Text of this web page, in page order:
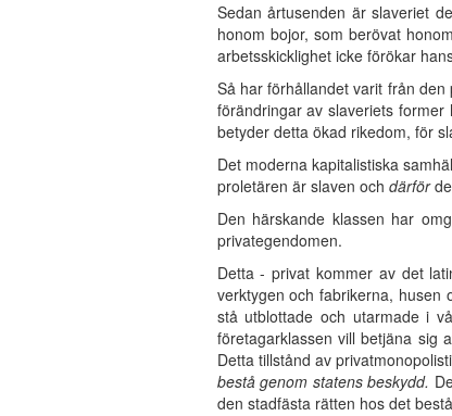
Sedan årtusenden är slaveriet
honom bojor, som berövat
arbetsskicklighet icke förökar
Så har förhållandet varit från
förändringar av slaveriets
betyder detta ökad rikedom, för
Det moderna kapitalistiska
proletären är slaven och därför
Den härskande klassen har
privategendomen.
Detta - privat kommer av det
verktygen och fabrikerna, husen
stå utblottade och utarmade i
företagarklassen vill betjäna sig
Detta tillstånd av
bestå genom statens beskydd.
den stadfästa rätten hos det